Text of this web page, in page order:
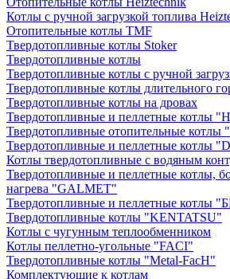
Котлы с ручной загрузкой топлива
Отопительные котлы TMF
Твердотопливные котлы Stoker
Твердотопливные котлы
Твердотопливные котлы с ручной
Твердотопливные котлы длительного
Твердотопливные котлы на дровах
Твердотопливные и пеллетные котлы
Твердотопливные отопительные котлы
Твердотопливные и пеллетные котлы
Котлы твердотопливные с водяным
Твердотопливные и пеллетные котлы,
нагрева "GALMET"
Твердотопливные и пеллетные
Твердотопливные котлы "KENTATSU"
Котлы с чугунным теплообменником
Котлы пеллетно-угольные "FACI"
Твердотопливные котлы "Metal-FacH"
Комплектующие к котлам